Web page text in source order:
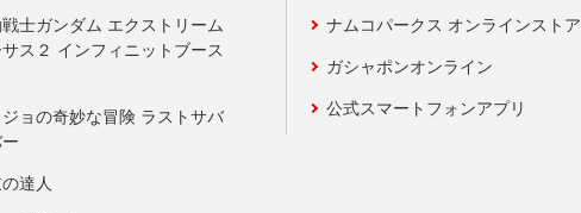
士ガンダム エクストリーム
ス２ インフィニットブース
ョの奇妙な冒険 ラストサバ
達人
ナムコパークス オンラインストア
ガシャポンオンライン
公式スマートフォンアプリ